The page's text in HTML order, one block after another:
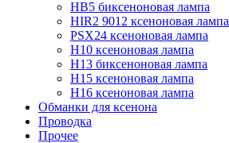
HB5 биксеноновая лампа
HIR2 9012 ксеноновая лампа
PSX24 ксеноновая лампа
H10 ксеноновая лампа
H13 биксеноновая лампа
H15 ксеноновая лампа
H16 ксеноновая лампа
Обманки для ксенона
Проводка
Прочее